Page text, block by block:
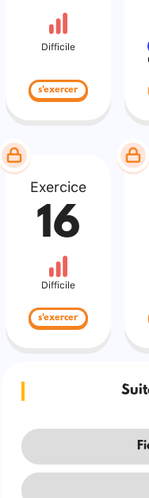
Difficile
s'exercer
Exercice
16
Difficile
s'exercer